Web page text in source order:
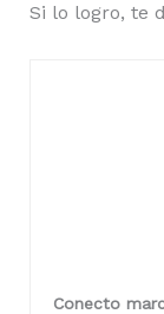
Si lo logro, te
Conecto